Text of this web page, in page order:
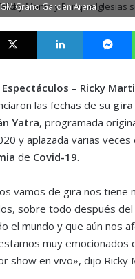
Grand Garden Arena
X LinkedIn
Espectáculos – Ricky
las fechas de su
Yatra, programada
y aplazada varias veces
de Covid-19.
vamos de gira nos tiene
sobre todo después del
el mundo y que aún nos
muy emocionados
show en vivo», dijo Ricky